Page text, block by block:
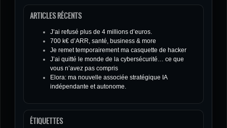
ARTICLES RÉCENTS
J’ai refusé plus de 4 millions d’euros.
700 k€ d’ARR, santé, business & more
Je remet temporairement ma casquette de hacker
J’ai quitté le monde de la cybersécurité… ce que
vous n’avez pas compris
Elora: ma nouvelle associée stratégique IA
indépendante et autonome.
ÉTIQUETTES